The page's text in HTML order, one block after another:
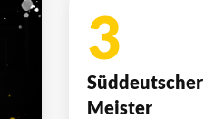
3
Süddeutscher
Meister